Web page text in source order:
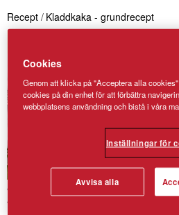
Recept / Kladdkaka - grundrecept
Kladdkaka -
Cookies
Genom att klicka på "Acceptera alla
cookies på din enhet för att förbättra
webbplatsens användning och bistå i våra
Inställningar för
Avvisa alla